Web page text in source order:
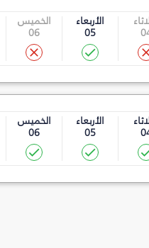
الأربعاء
05
الخميس
06
الأربعاء
05
الخميس
06